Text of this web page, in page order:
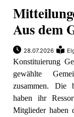
Aus dem
28.07.2026
Konstituierung
gewählte
zusammen. Die
haben ihr
Mitglieder haben